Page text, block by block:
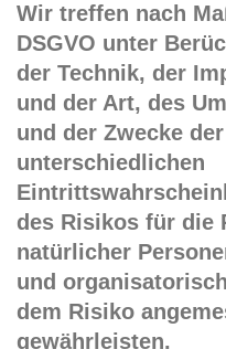
Wir treffen nach
DSGVO unter
der Technik, der
und der Art, des
und der Zwecke
unterschiedlichen
des Risikos für die
natürlicher
und
dem Risiko
gewährleisten.